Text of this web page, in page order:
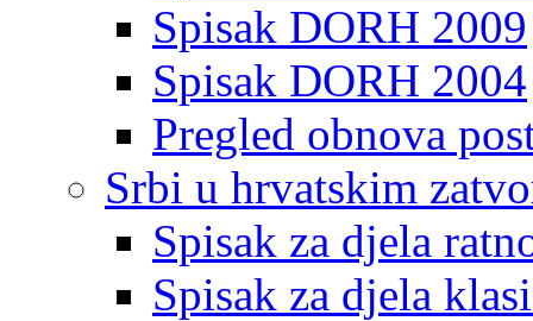
Spisak DORH 2009
Spisak DORH 2004
Pregled obnova
Srbi u hrvatskim
Spisak za djela
Spisak za djela